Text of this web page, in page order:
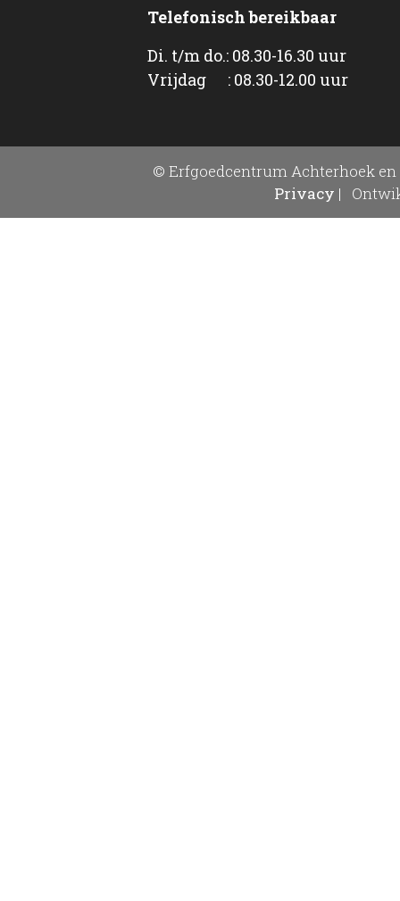
Telefonisch bereikbaar
Di. t/m do.: 08.30-16.30 uur
Vrijdag : 08.30-12.00 uur
© Erfgoedcentrum Achterhoek en
Privacy |